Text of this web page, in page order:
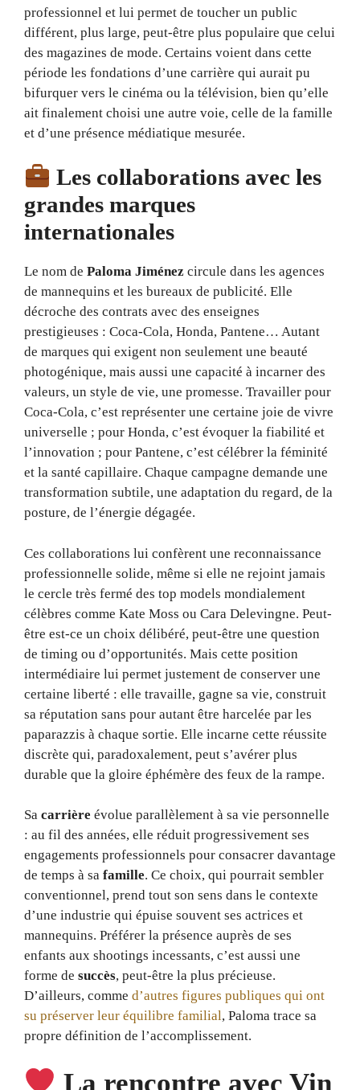
professionnel et lui permet de toucher un public
différent, plus large, peut-être plus populaire que celui
des magazines de mode. Certains voient dans cette
période les fondations d’une carrière qui aurait pu
bifurquer vers le cinéma ou la télévision, bien qu’elle
ait finalement choisi une autre voie, celle de la famille
et d’une présence médiatique mesurée.
Les collaborations avec les
grandes marques
internationales
Le nom de Paloma Jiménez circule dans les agences
de mannequins et les bureaux de publicité. Elle
décroche des contrats avec des enseignes
prestigieuses : Coca-Cola, Honda, Pantene… Autant
de marques qui exigent non seulement une beauté
photogénique, mais aussi une capacité à incarner des
valeurs, un style de vie, une promesse. Travailler pour
Coca-Cola, c’est représenter une certaine joie de vivre
universelle ; pour Honda, c’est évoquer la fiabilité et
l’innovation ; pour Pantene, c’est célébrer la féminité
et la santé capillaire. Chaque campagne demande une
transformation subtile, une adaptation du regard, de la
posture, de l’énergie dégagée.
Ces collaborations lui confèrent une reconnaissance
professionnelle solide, même si elle ne rejoint jamais
le cercle très fermé des top models mondialement
célèbres comme Kate Moss ou Cara Delevingne. Peut-
être est-ce un choix délibéré, peut-être une question
de timing ou d’opportunités. Mais cette position
intermédiaire lui permet justement de conserver une
certaine liberté : elle travaille, gagne sa vie, construit
sa réputation sans pour autant être harcelée par les
paparazzis à chaque sortie. Elle incarne cette réussite
discrète qui, paradoxalement, peut s’avérer plus
durable que la gloire éphémère des feux de la rampe.
Sa carrière évolue parallèlement à sa vie personnelle
: au fil des années, elle réduit progressivement ses
engagements professionnels pour consacrer davantage
de temps à sa famille. Ce choix, qui pourrait sembler
conventionnel, prend tout son sens dans le contexte
d’une industrie qui épuise souvent ses actrices et
mannequins. Préférer la présence auprès de ses
enfants aux shootings incessants, c’est aussi une
forme de succès, peut-être la plus précieuse.
D’ailleurs, comme d’autres figures publiques qui ont
su préserver leur équilibre familial, Paloma trace sa
propre définition de l’accomplissement.
La rencontre avec Vin